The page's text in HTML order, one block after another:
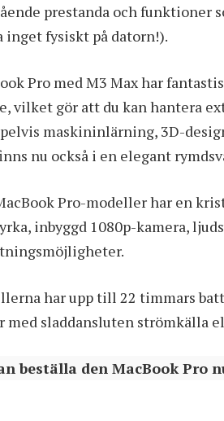
prestanda och funktioner
inget fysiskt på datorn!).
Pro med M3 Max har
vilket gör att du kan hantera
maskininlärning, 3D-
nu också i en elegant
Pro-modeller har en
inbyggd 1080p-kamera,
har upp till 22 timmars
med sladdansluten strömkälla
beställa den MacBook Pro